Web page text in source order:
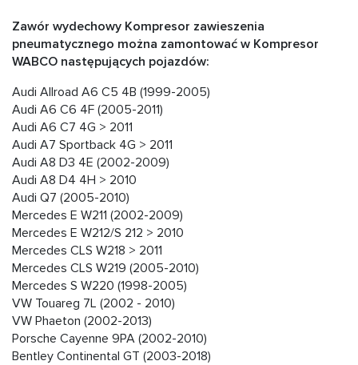
Zawór wydechowy Kompresor zawieszenia
pneumatycznego można zamontować w Kompresor
WABCO następujących pojazdów:
Audi Allroad A6 C5 4B (1999-2005)
Audi A6 C6 4F (2005-2011)
Audi А6 C7 4G > 2011
Audi A7 Sportback 4G > 2011
Audi А8 D3 4E (2002-2009)
Audi А8 D4 4H > 2010
Audi Q7 (2005-2010)
Mercedes E W211 (2002-2009)
Mercedes E W212/S 212 > 2010
Mercedes CLS W218 > 2011
Mercedes CLS W219 (2005-2010)
Mercedes S W220 (1998-2005)
VW Touareg 7L (2002 - 2010)
VW Phaeton (2002-2013)
Porsche Cayenne 9PA (2002-2010)
Bentley Continental GT (2003-2018)